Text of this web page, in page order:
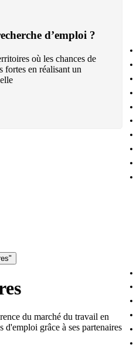
d’emploi ?
où les chances de
fortes en réalisant un
du marché du travail en
grâce à ses partenaires